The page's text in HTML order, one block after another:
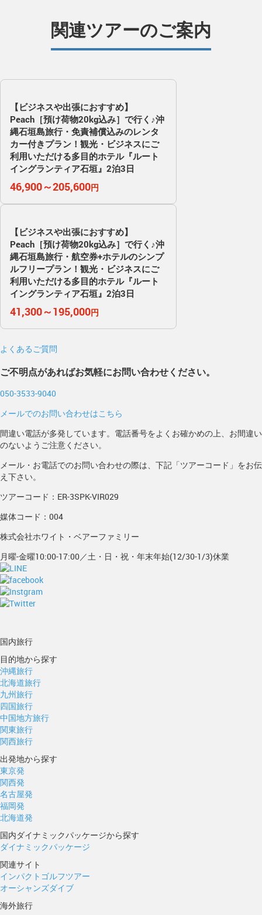
関連ツアーのご案内
【ビジネスや出張におすすめ】
Peach［預け荷物20kg込み］で行く♪沖
縄石垣島旅行・免責補償込みのレンタ
カー付きプラン！観光・ビジネスにご
利用いただける多目的ホテル『ルート
イングランティア石垣』2泊3日
46,900～205,600円
【ビジネスや出張におすすめ】
Peach［預け荷物20kg込み］で行く♪沖
縄石垣島旅行・航空券+ホテルのシンプ
ルフリープラン！観光・ビジネスにご
利用いただける多目的ホテル『ルート
イングランティア石垣』2泊3日
41,300～195,000円
よくあるご質問
ご不明点があればお気軽にお問い合わせください。
050-3533-9040
メールでのお問い合わせはこちら
間違い電話が多発しています。電話番号をよくお確かめの上、お間違い
のないようご注意ください。
メール・お電話でのお問い合わせの際は、下記「ツアーコード」をお伝
え下さい。
ツアーコード：ER-3SPK-VIR029
媒体コード：004
株式会社ホワイト・ベアーファミリー
月曜-金曜10:00-17:00／土・日・祝・年末年始(12/30-1/3)休業
国内旅行
目的地から探す
沖縄旅行
北海道旅行
九州旅行
四国旅行
中国地方旅行
関東旅行
関西旅行
出発地から探す
東京発
関西発
名古屋発
福岡発
北海道発
国内ダイナミックパッケージから探す
ダイナミックパッケージ
関連サイト
インパクトゴルフツアー
オーシャンズダイブ
海外旅行